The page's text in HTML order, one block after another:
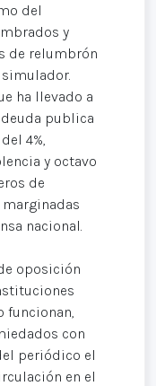
del
y
de relumbrón
ha llevado a
publica
4%,
y octavo
de
nacional.
oposición
funcionan,
con
periódico el
en el